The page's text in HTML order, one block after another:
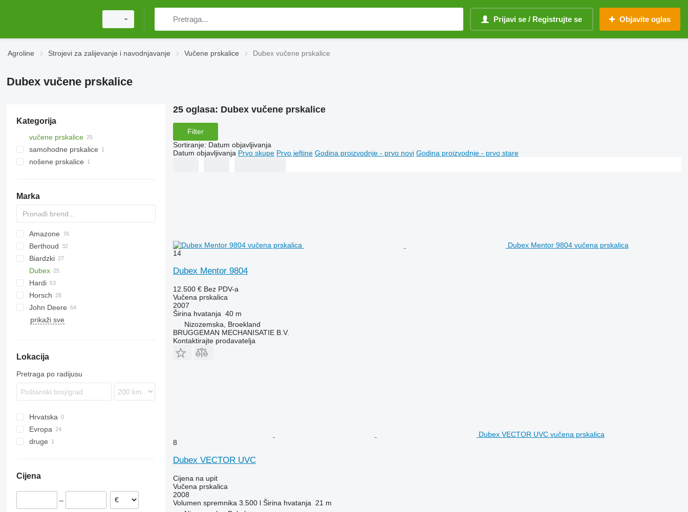
Prijavi se / Registrujte se Objavite oglas
Agroline Strojevi za zaliјеvanje i navodnjavanje Vučene prskalice Dubex vučene prskalice
Dubex vučene prskalice
Kategorija
vučene prskalice
samohodne prskalice
nošene prskalice
Marka
GN
ZA
Mamut 6000
Amazone
UF
UG
UX
2700
Berthoud
ALBA
MACK
MAJOR
RACER
TENOR
TRACKER
Biardzki
P329
2000
2500
3000
OLYMPIA
ANP
5000
Dubex
Actor
Mentor
Stentor
Vector
ARA
METEOR
Rogator
Hardi
Commander
Master
Navigator
IN
Horsch
Leeb
Eurotrain
Advance
John Deere
724
832
M-series
Goliat
Altis
Albatros
M-series
14 GV 25
AGT
Tecnis
Proton
prikaži sve
Lokacija
Pretraga po radijusu
Hrvatska
Evropa
Njemačka
druge
Cijena
–
25 oglasa: Dubex vučene prskalice
Filter
Sortiranje: Datum objavljivanja
Datum objavljivanja Prvo skupe Prvo jeftine Godina proizvodnje - prvo novi Godina proizvodnje - prvo stare
Dubex Mentor 9804 vučena prskalica
14
Dubex Mentor 9804
12.500 € Bez PDV-a
Vučena prskalica
2007
Širina hvatanja 40 m
Nizozemska, Broekland
BRUGGEMAN MECHANISATIE B.V.
Kontaktirajte prodavatelja
Dubex VECTOR UVC vučena prskalica
8
Dubex VECTOR UVC
Cijena na upit
Vučena prskalica
2008
Volumen spremnika 3.500 l Širina hvatanja
21 m